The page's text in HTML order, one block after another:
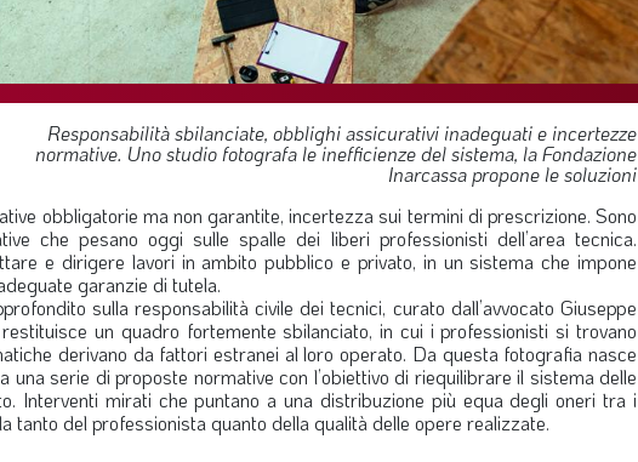
Responsabilità sbilanciate, obblighi assicurativi inadeguati e incertezze
normative. Uno studio fotografa le inefficienze del sistema, la Fondazione
Inarcassa propone le soluzioni
obbligatorie ma non garantite, incertezza sui termini di prescrizione. Sono
che pesano oggi sulle spalle dei liberi professionisti dell’area tecnica.
e dirigere lavori in ambito pubblico e privato, in un sistema che impone
garanzie di tutela.
sulla responsabilità civile dei tecnici, curato dall’avvocato Giuseppe
un quadro fortemente sbilanciato, in cui i professionisti si trovano
derivano da fattori estranei al loro operato. Da questa fotografia nasce
una serie di proposte normative con l’obiettivo di riequilibrare il sistema delle
Interventi mirati che puntano a una distribuzione più equa degli oneri tra i
tanto del professionista quanto della qualità delle opere realizzate.